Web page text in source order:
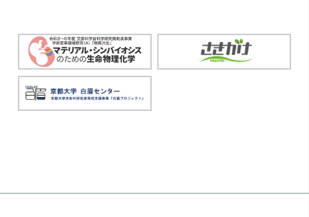
人間医療科学技術コース修士論文計画論第一において、井手
伽香さんが優秀プレゼンテーション賞を受賞しました。おめ
でとうございます！
2026.2.12
山吉教授のインタビュー記事がヤクルト広報誌「ヘルシス